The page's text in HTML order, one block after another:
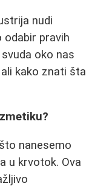
nudi
odabir pravih
oko nas
kako znati šta
nanesemo
u krvotok. Ova